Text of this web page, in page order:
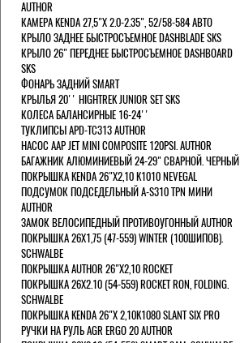
AUTHOR
КАМЕРА KENDA 27,5"Х 2.0-2.35", 52/58-584 АВТО
КРЫЛО ЗАДНЕЕ БЫСТРОСЪЕМНОЕ DASHBLADE SKS
КРЫЛО 26" ПЕРЕДНЕЕ БЫСТРОСЪЕМНОЕ DASHBOARD
SKS
ФОНАРЬ ЗАДНИЙ SMART
КРЫЛЬЯ 20'' HIGHTREK JUNIOR SET SKS
КОЛЕСА БАЛАНСИРНЫЕ 16-24''
ТУКЛИПСЫ APD-TC313 AUTHOR
НАСОС AAP JET MINI COMPOSITE 120PSI. AUTHOR
БАГАЖНИК АЛЮМИНИЕВЫЙ 24-29" СВАРНОЙ. ЧЕРНЫЙ
ПОКРЫШКА KENDA 26"Х2,10 K1010 NEVEGAL
ПОДСУМОК ПОДСЕДЕЛЬНЫЙ A-S310 TPN МИНИ
AUTHOR
ЗАМОК ВЕЛОСИПЕДНЫЙ ПРОТИВОУГОННЫЙ AUTHOR
ПОКРЫШКА 26X1,75 (47-559) WINTER (100ШИПОВ).
SCHWALBE
ПОКРЫШКА AUTHOR 26"Х2,10 ROCKET
ПОКРЫШКА 26X2.10 (54-559) ROCKET RON, FOLDING.
SCHWALBE
ПОКРЫШКА KENDA 26"Х 2,10K1080 SLANT SIX PRO
РУЧКИ НА РУЛЬ AGR ERGO 20 AUTHOR